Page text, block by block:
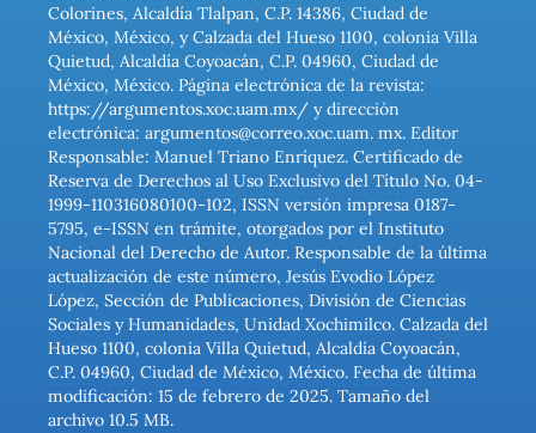
Colorines, Alcaldía Tlalpan, C.P. 14386, Ciudad de
México, México, y Calzada del Hueso 1100, colonia Villa
Quietud, Alcaldía Coyoacán, C.P. 04960, Ciudad de
México, México. Página electrónica de la revista:
https://argumentos.xoc.uam.mx/ y dirección
electrónica: argumentos@correo.xoc.uam. mx. Editor
Responsable: Manuel Triano Enríquez. Certificado de
Reserva de Derechos al Uso Exclusivo del Título No. 04-
1999-110316080100-102, ISSN versión impresa 0187-
5795, e-ISSN en trámite, otorgados por el Instituto
Nacional del Derecho de Autor. Responsable de la última
actualización de este número, Jesús Evodio López
López, Sección de Publicaciones, División de Ciencias
Sociales y Humanidades, Unidad Xochimilco. Calzada del
Hueso 1100, colonia Villa Quietud, Alcaldía Coyoacán,
C.P. 04960, Ciudad de México, México. Fecha de última
modificación: 15 de febrero de 2025. Tamaño del
archivo 10.5 MB.